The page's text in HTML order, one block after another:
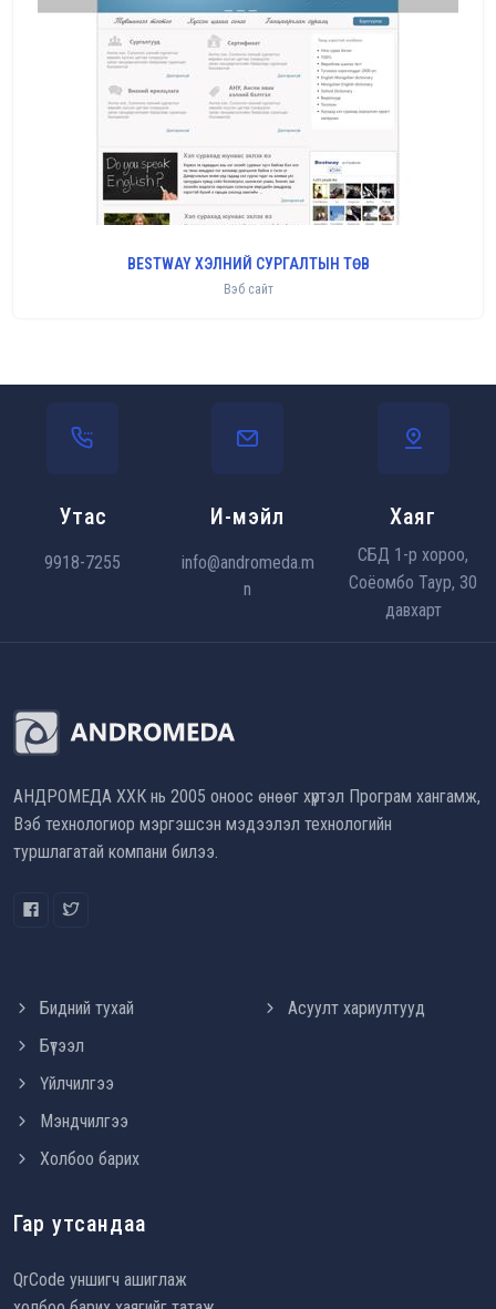
BESTWAY ХЭЛНИЙ СУРГАЛТЫН ТӨВ
Вэб сайт
Утас
9918-7255
И-мэйл
info@andromeda.m
n
Хаяг
СБД 1-р хороо,
Соёомбо Таур, 30
давхарт
АНДРОМЕДА ХХК нь 2005 оноос өнөөг хүртэл Програм хангамж,
Вэб технологиор мэргэшсэн мэдээлэл технологийн
туршлагатай компани билээ.
Бидний тухай
Бүтээл
Үйлчилгээ
Мэндчилгээ
Холбоо барих
Асуулт хариултууд
Гар утсандаа
QrCode уншигч ашиглаж